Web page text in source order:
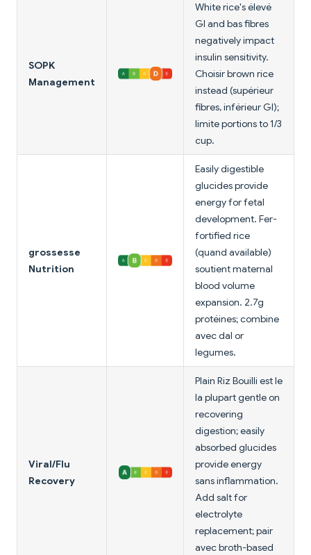
SOPK
Management
White rice's élevé
GI and bas fibres
negatively impact
insulin sensitivity.
Choisir brown rice
instead (supérieur
fibres, inférieur GI);
limite portions to 1/3
cup.
grossesse
Nutrition
Easily digestible
glucides provide
energy for fetal
development. Fer-
fortified rice
(quand available)
soutient maternal
blood volume
expansion. 2.7g
protéines; combine
avec dal or
legumes.
Viral/Flu
Recovery
Plain Riz Bouilli est le
la plupart gentle on
recovering
digestion; easily
absorbed glucides
provide energy
sans inflammation.
Add salt for
electrolyte
replacement; pair
avec broth-based